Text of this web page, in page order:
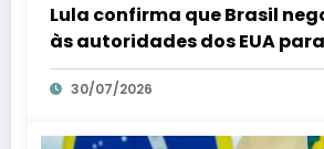
Lula confirma que Brasil
às autoridades dos EUA
interferência’ nas eleições –
30/07/2026